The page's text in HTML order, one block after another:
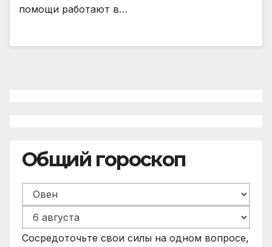
помощи работают в…
Общий гороскоп
Сосредоточьте свои силы на одном вопросе,